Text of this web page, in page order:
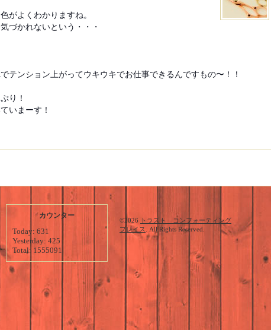
がよくわかりますね。
づかれないという・・・
テンション上がってウキウキでお仕事できるんですもの〜！！
り！
いまーす！
カウンター
Today: 631
Yesterday: 425
Total: 1555091
©2026 トラスト コンフォーティング
プレイス
. All Rights Reserved.